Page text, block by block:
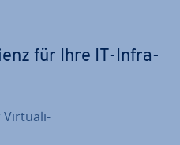
für Ihre IT-In­fra­
Vir­tua­li­